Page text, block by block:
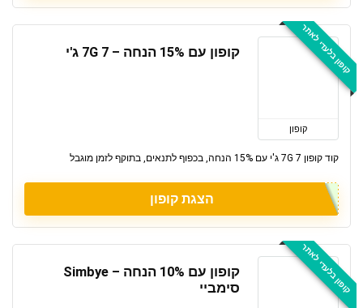
קופון בלעדי לאתר
קופון
קופון עם 15% הנחה – 7G 7 ג'י
קוד קופון 7G 7 ג'י עם 15% הנחה, בכפוף לתנאים, בתוקף לזמן מוגבל
הצגת קופון
קופון בלעדי לאתר
קופון עם 10% הנחה – Simbye
סימביי